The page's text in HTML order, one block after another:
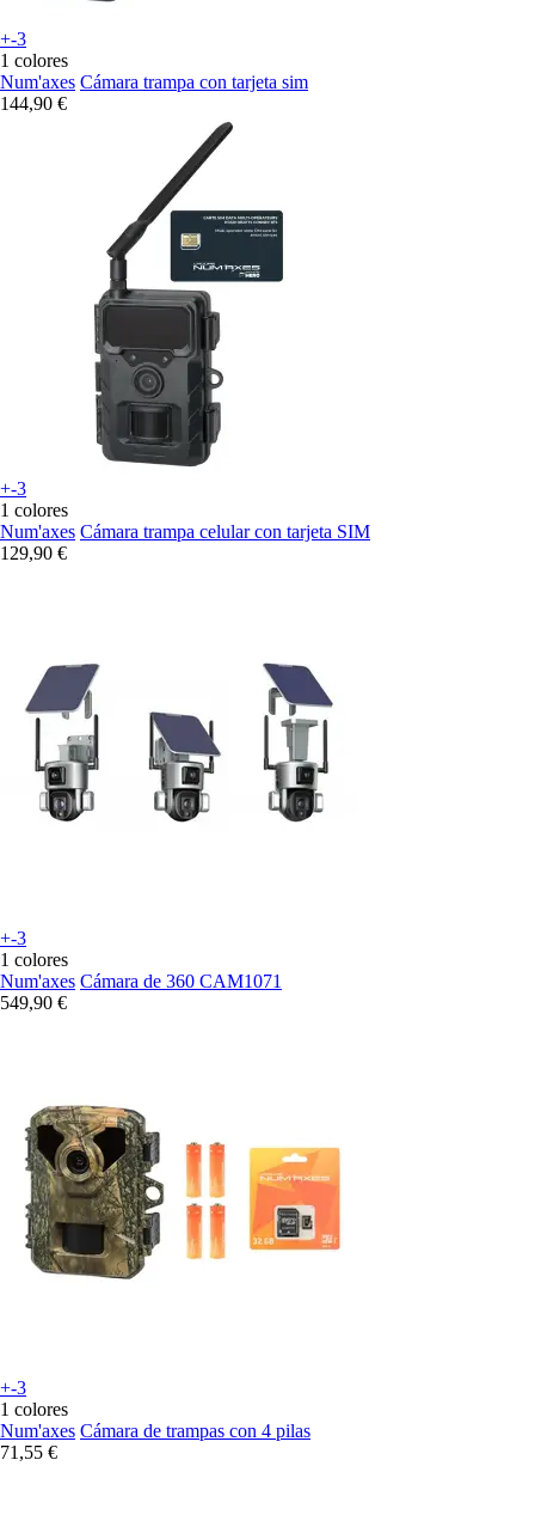
+-3
1 colores
Num'axes Cámara trampa con tarjeta sim
144,90 €
+-3
1 colores
Num'axes Cámara trampa celular con tarjeta SIM
129,90 €
+-3
1 colores
Num'axes Cámara de 360 CAM1071
549,90 €
+-3
1 colores
Num'axes Cámara de trampas con 4 pilas
71,55 €